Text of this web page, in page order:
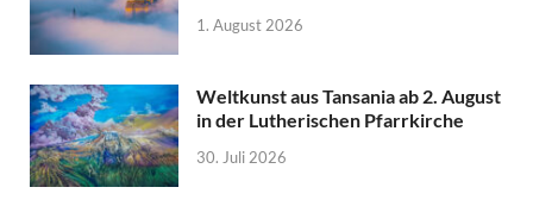
1. August 2026
Weltkunst aus Tansania ab 2. August
in der Lutherischen Pfarrkirche
30. Juli 2026